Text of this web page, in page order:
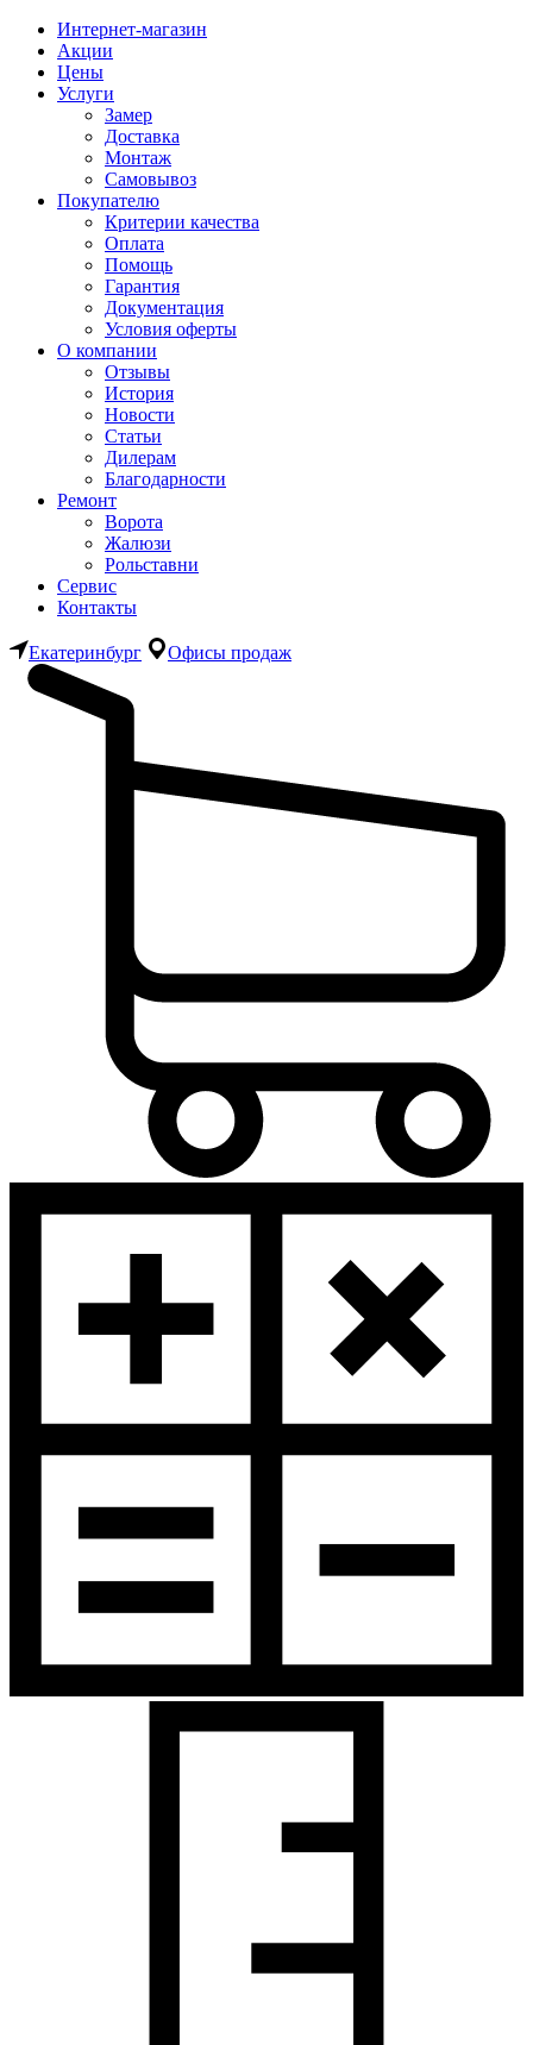
Интернет-магазин
Акции
Цены
Услуги
Замер
Доставка
Монтаж
Самовывоз
Покупателю
Критерии качества
Оплата
Помощь
Гарантия
Документация
Условия оферты
О компании
Отзывы
История
Новости
Статьи
Дилерам
Благодарности
Ремонт
Ворота
Жалюзи
Рольставни
Сервис
Контакты
Екатеринбург Офисы продаж